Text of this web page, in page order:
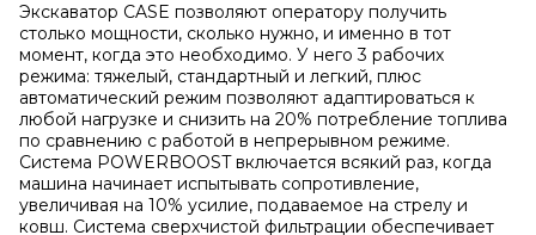
Экскаватор CASE позволяют оператору получить
столько мощности, сколько нужно, и именно в тот
момент, когда это необходимо. У него 3 рабочих
режима: тяжелый, стандартный и легкий, плюс
автоматический режим позволяют адаптироваться к
любой нагрузке и снизить на 20% потребление топлива
по сравнению с работой в непрерывном режиме.
Система POWERBOOST включается всякий раз, когда
машина начинает испытывать сопротивление,
увеличивая на 10% усилие, подаваемое на стрелу и
ковш. Система сверхчистой фильтрации обеспечивает